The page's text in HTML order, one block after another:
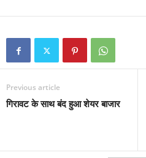
Previous article
गिरावट के साथ बंद हुआ शेयर बाजार